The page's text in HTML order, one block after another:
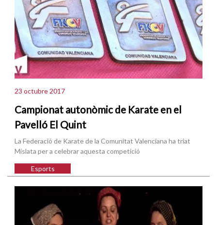
23 octubre 2017
Campionat autonòmic de Karate en el
Pavelló El Quint
La Federació de Karate de la Comunitat Valenciana ha triat
Mislata per a celebrar aquesta competició
Esports